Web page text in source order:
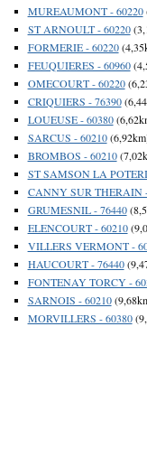
MUREAUMONT - 60220
ST ARNOULT - 60220
FORMERIE - 60220
FEUQUIERES - 60960
OMECOURT - 60220
CRIQUIERS - 76390
LOUEUSE - 60380
SARCUS - 60210
BROMBOS - 60210
ST SAMSON LA
CANNY SUR THERAIN
GRUMESNIL - 76440
ELENCOURT - 60210
VILLERS VERMONT -
HAUCOURT - 76440
FONTENAY TORCY -
SARNOIS - 60210
MORVILLERS - 60380